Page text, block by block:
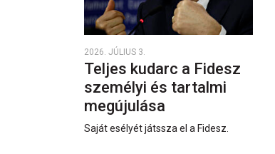
2026. JÚLIUS 3.
Teljes kudarc a Fidesz
személyi és tartalmi
megújulása
Saját esélyét játssza el a Fidesz.